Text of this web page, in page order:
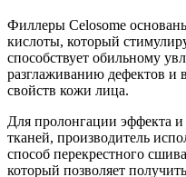
Филлеры Celosome
кислоты, который
способствует обильному
разглаживанию дефектов и
свойств кожи лица.
Для пролонгации эффекта
тканей, производитель
способ перекрестного
который позволяет